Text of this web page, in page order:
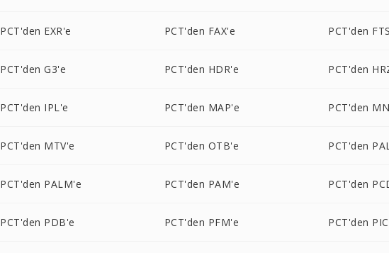
PCT'den EXR'e PCT'den FAX'e PCT'den
PCT'den G3'e PCT'den HDR'e PCT'den
PCT'den IPL'e PCT'den MAP'e PCT'den
PCT'den MTV'e PCT'den OTB'e PCT'den
PCT'den PALM'e PCT'den PAM'e PCT'den
PCT'den PDB'e PCT'den PFM'e PCT'den